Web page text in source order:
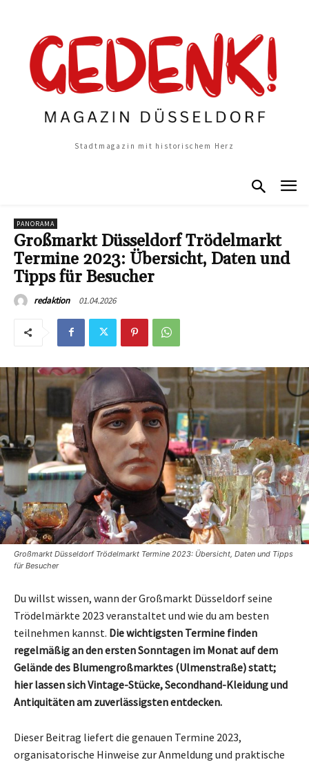
Stadtmagazin mit historischem Herz
PANORAMA
Großmarkt Düsseldorf Trödelmarkt
Termine 2023: Übersicht, Daten und
Tipps für Besucher
redaktion 01.04.2026
Großmarkt Düsseldorf Trödelmarkt Termine 2023: Übersicht, Daten und Tipps
für Besucher
Du willst wissen, wann der Großmarkt Düsseldorf seine
Trödelmärkte 2023 veranstaltet und wie du am besten
teilnehmen kannst. Die wichtigsten Termine finden
regelmäßig an den ersten Sonntagen im Monat auf dem
Gelände des Blumengroßmarktes (Ulmenstraße) statt;
hier lassen sich Vintage-Stücke, Secondhand-Kleidung und
Antiquitäten am zuverlässigsten entdecken.
Dieser Beitrag liefert die genauen Termine 2023,
organisatorische Hinweise zur Anmeldung und praktische